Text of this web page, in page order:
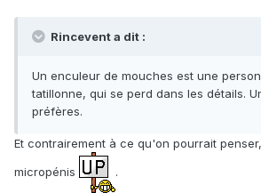
Rincevent a dit :
Un enculeur de mouches est une
tatillonne, qui se perd dans les détails.
préfères.
Et contrairement à ce qu'on pourrait
micropénis
.